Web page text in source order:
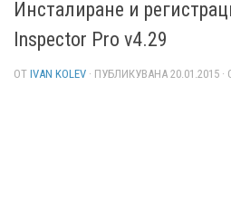
Инсталиране и
Inspector Pro v4.29
ОТ IVAN KOLEV · ПУБЛИКУВАНА 20.01.2015